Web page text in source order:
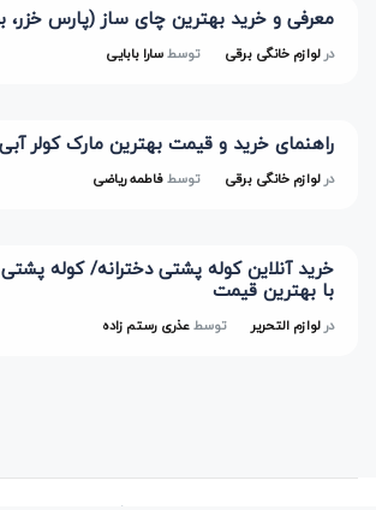
معرفی و خرید بهترین چای ساز (پارس
در لوازم خانگی برقی توسطسارا بابایی
راهنمای خرید و قیمت بهترین مارک کولر آبی
در لوازم خانگی برقی توسطفاطمه ریاضی
خرید آنلاین کوله پشتی دخترانه/ کوله
با بهترین قیمت
در لوازم التحریر توسطعذری رستم زاده